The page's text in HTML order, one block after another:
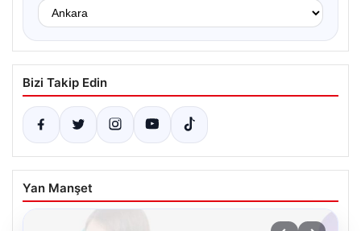
Bizi Takip Edin
Yan Manşet